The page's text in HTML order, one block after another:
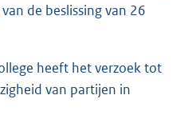
de beslissing van 26
heeft het verzoek tot
van partijen in